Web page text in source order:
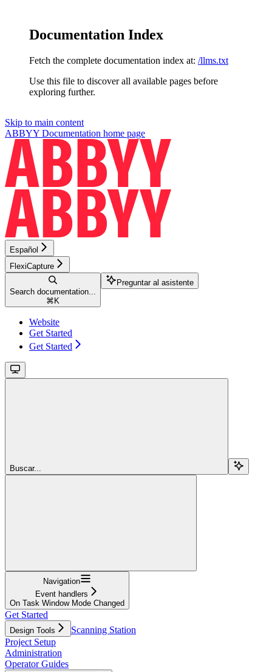
Documentation Index
Fetch the complete documentation index at: /llms.txt
Use this file to discover all available pages before
exploring further.
Skip to main content
ABBYY Documentation home page
Español
FlexiCapture
Search documentation...
⌘ K
Preguntar al asistente
Website
Get Started
Get Started
Buscar...
Navigation
Event handlers
On Task Window Mode Changed
Get Started
Design Tools
Scanning Station
Project Setup
Administration
Operator Guides